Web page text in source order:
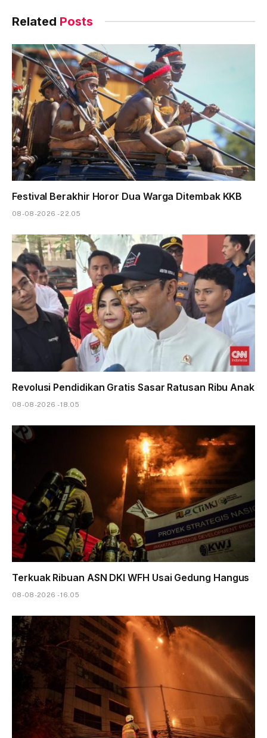
Related Posts
Festival Berakhir Horor Dua Warga Ditembak KKB
08-08-2026 - 22.05
Revolusi Pendidikan Gratis Sasar Ratusan Ribu Anak
08-08-2026 - 18.05
Terkuak Ribuan ASN DKI WFH Usai Gedung Hangus
08-08-2026 - 16.05